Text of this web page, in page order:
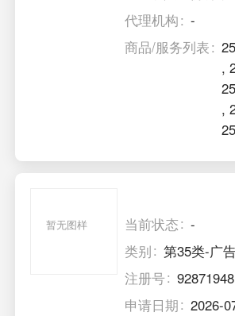
代理机构
-
商品/服务列表
,
,
暂无图样 当前状态
-
类别
第35类-广
注册号
92871948
申请日期
2026-